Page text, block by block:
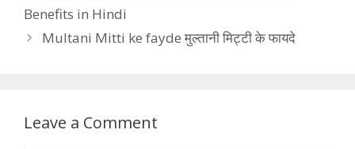
Benefits in Hindi
Multani Mitti ke fayde मुल्तानी मिट्टी के फायदे
Leave a Comment